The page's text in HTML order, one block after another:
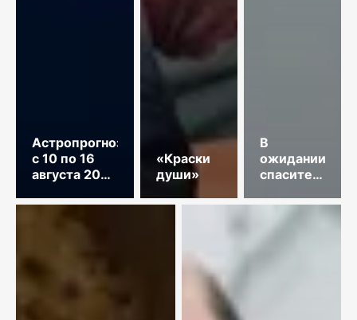
Астропрогноз
с 10 по 16
августа 2026
«Краски
души»
В
ожидании
спасительного